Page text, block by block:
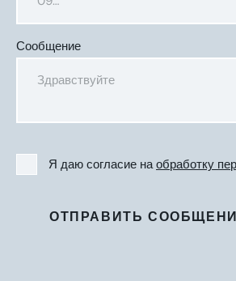
Сообщение
Я даю согласие наобработку
ОТПРАВИТЬ